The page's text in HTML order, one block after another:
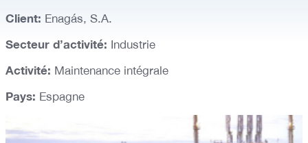
Client: Enagás, S.A.
Secteur d’activité: Industrie
Activité: Maintenance intégrale
Pays: Espagne